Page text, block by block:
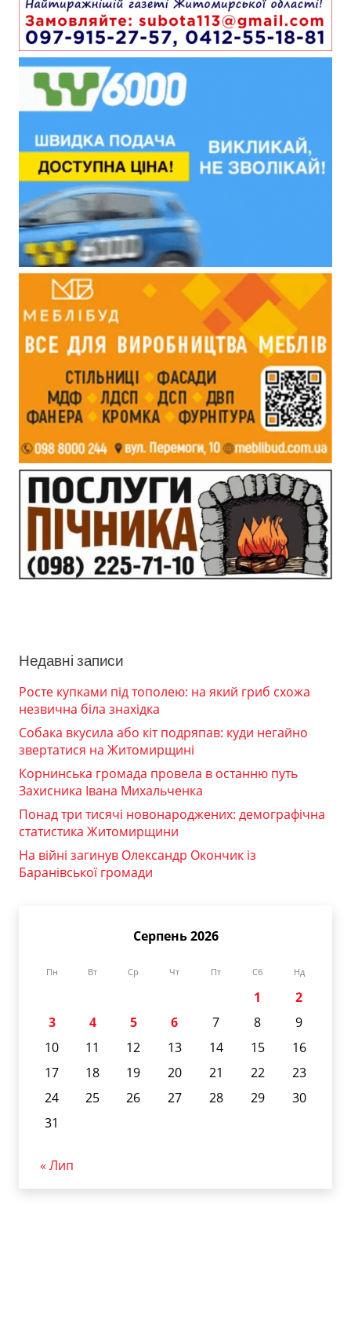
Недавні записи
Росте купками під тополею: на який гриб схожа
незвична біла знахідка
Собака вкусила або кіт подряпав: куди негайно
звертатися на Житомирщині
Корнинська громада провела в останню путь
Захисника Івана Михальченка
Понад три тисячі новонароджених: демографічна
статистика Житомирщини
На війні загинув Олександр Окончик із
Баранівської громади
Серпень 2026
Пн Вт Ср Чт Пт Сб Нд
1
2
3
4 5 6 7 8
9
10
11 12 13 14 15
16
17
18 19 20 21 22
23
24
25 26 27 28 29
30
31
« Лип